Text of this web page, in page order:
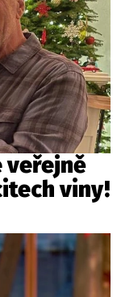
veřejně
viny!